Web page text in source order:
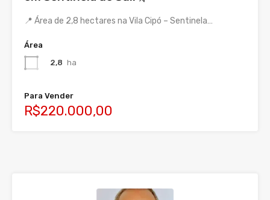
📍 Área de 2,8 hectares na Vila Cipó – Sentinela…
Área
2,8 ha
Para Vender
R$220.000,00